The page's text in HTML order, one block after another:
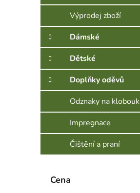
Výprodej zboží
Dámské
Dětské
Doplňky oděvů
Odznaky na klobouk
Impregnace
Čištění a praní
Cena